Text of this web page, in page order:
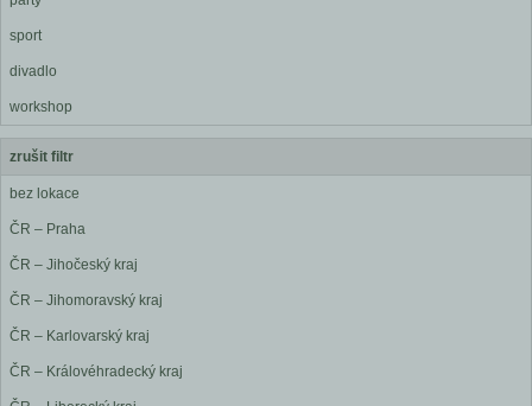
sport
divadlo
workshop
zrušit filtr
bez lokace
ČR – Praha
ČR – Jihočeský kraj
ČR – Jihomoravský kraj
ČR – Karlovarský kraj
ČR – Královéhradecký kraj